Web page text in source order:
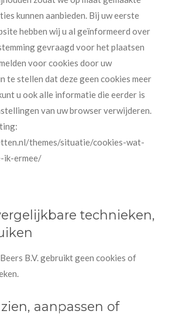
kunnen aanbieden. Bij uw eerste
hebben wij u al geïnformeerd over
gevraagd voor het plaatsen
voor cookies door uw
te stellen dat deze geen cookies meer
u ook alle informatie die eerder is
van uw browser verwijderen.
themes/situatie/cookies-wat-
ik-ermee/
technieken,
B.V. gebruikt geen cookies of
aanpassen of